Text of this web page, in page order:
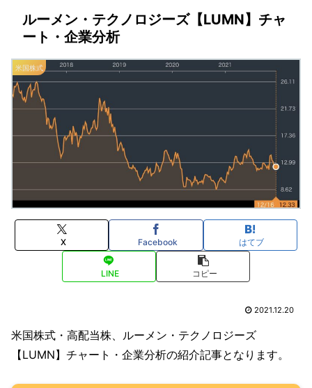
ルーメン・テクノロジーズ【LUMN】チャ
ート・企業分析
米国株式
X Facebook はてブ
LINE コピー
2021.12.20
米国株式・高配当株、ルーメン・テクノロジーズ
【LUMN】チャート・企業分析の紹介記事となります。